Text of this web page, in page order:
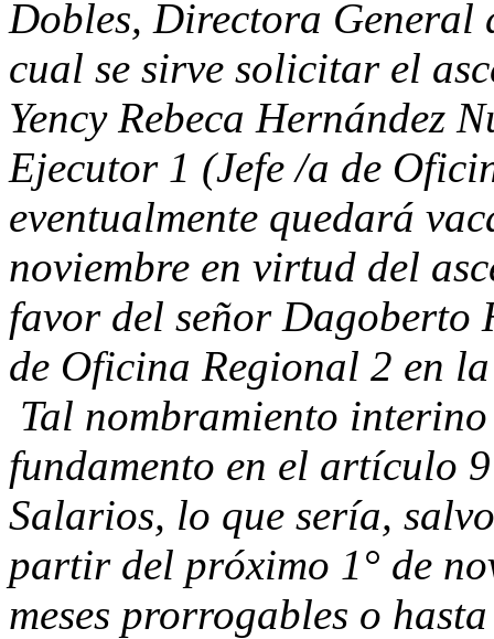
Dobles, Directora General
cual se sirve solicitar el
Yency Rebeca Hernández
Ejecutor 1 (Jefe /a de
eventualmente quedará
noviembre en virtud del
favor del señor Dagoberto
de Oficina Regional 2 en
Tal nombramiento
fundamento en el artículo
Salarios, lo que sería,
partir del próximo 1° de
meses prorrogables o